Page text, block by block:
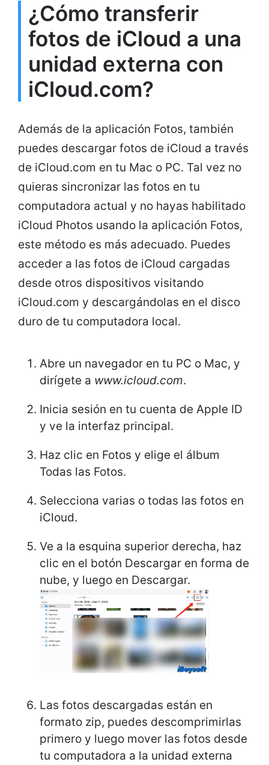
¿Cómo transferir
fotos de iCloud a una
unidad externa con
iCloud.com?
Además de la aplicación Fotos, también
puedes descargar fotos de iCloud a través
de iCloud.com en tu Mac o PC. Tal vez no
quieras sincronizar las fotos en tu
computadora actual y no hayas habilitado
iCloud Photos usando la aplicación Fotos,
este método es más adecuado. Puedes
acceder a las fotos de iCloud cargadas
desde otros dispositivos visitando
iCloud.com y descargándolas en el disco
duro de tu computadora local.
Abre un navegador en tu PC o Mac, y
dirígete a www.icloud.com.
Inicia sesión en tu cuenta de Apple ID
y ve la interfaz principal.
Haz clic en Fotos y elige el álbum
Todas las Fotos.
Selecciona varias o todas las fotos en
iCloud.
Ve a la esquina superior derecha, haz
clic en el botón Descargar en forma de
nube, y luego en Descargar.
Las fotos descargadas están en
formato zip, puedes descomprimirlas
primero y luego mover las fotos desde
tu computadora a la unidad externa